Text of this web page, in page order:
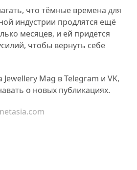
что тёмные времена для
индустрии продлятся ещё
месяцев, и ей придётся
чтобы вернуть себе
Jewellery Mag вTelegram и VK,
о новых публикациях.